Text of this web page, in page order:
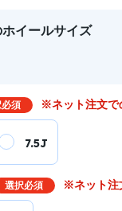
イールサイズ
須 ※ネット注文で
7.5J
選択必須 ※ネット注